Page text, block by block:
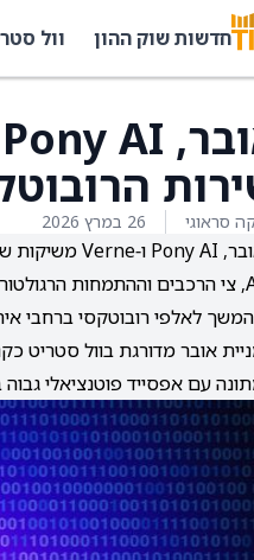
חדשות שוק ההון וול
סראוגי 26 במרץ 2026
לאלפי רובוטקסי ברחבי
עם אפסייד פוטנציאלי גבוה במיוחד של כ‑122.9% על פי מחירי